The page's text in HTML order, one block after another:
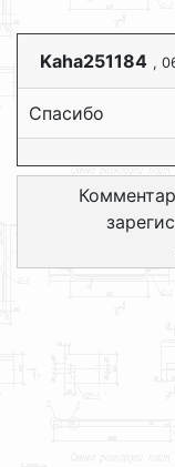
Kaha251184 ,
Спасибо